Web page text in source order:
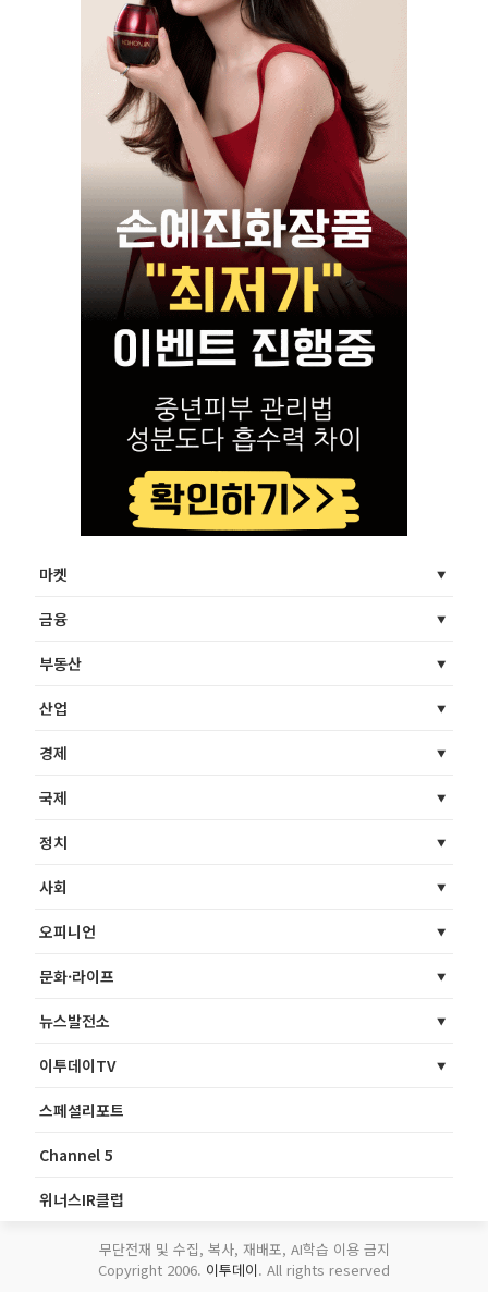
마켓
금융
부동산
산업
경제
국제
정치
사회
오피니언
문화·라이프
뉴스발전소
이투데이TV
스페셜리포트
Channel 5
위너스IR클럽
무단전재 및 수집, 복사, 재배포, AI학습 이용 금지
Copyright 2006. 이투데이. All rights reserved